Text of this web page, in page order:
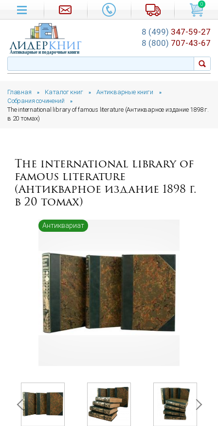
Главная » Каталог книг » Антикварные книги »
Собрания сочинений »
The international library of famous literature (Антикварное издание 1898 г.
в 20 томах)
The international library of
famous literature
(Антикварное издание 1898 г.
в 20 томах)
Антиквариат
0
лидеркниг
Антикварные и подарочные книги
8 (499) 347-59-27
8 (800) 707-43-67